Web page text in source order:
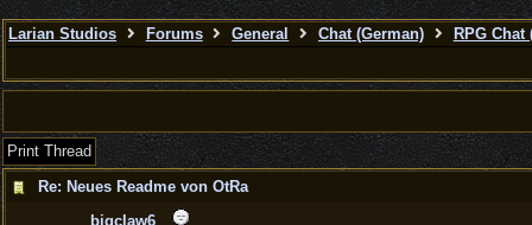
Larian Studios Forums General Chat (German) RPG Chat
Print Thread
Re: Neues Readme von OtRa
bigclaw6